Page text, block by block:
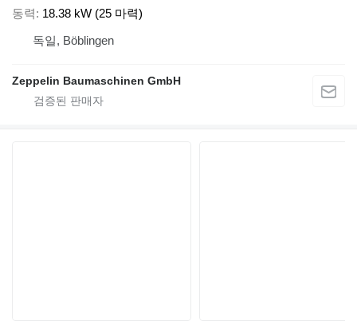
동력
18.38 kW (25 마력)
독일, Böblingen
Zeppelin Baumaschinen GmbH